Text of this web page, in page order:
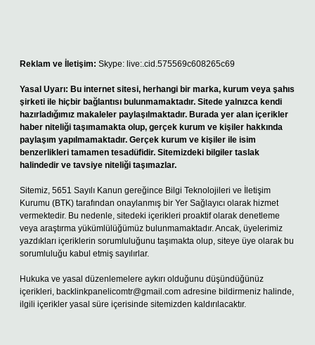
Reklam ve İletişim: Skype: live:.cid.575569c608265c69
Yasal Uyarı: Bu internet sitesi, herhangi bir marka, kurum veya şahıs
şirketi ile hiçbir bağlantısı bulunmamaktadır. Sitede yalnızca kendi
hazırladığımız makaleler paylaşılmaktadır. Burada yer alan içerikler
haber niteliği taşımamakta olup, gerçek kurum ve kişiler hakkında
paylaşım yapılmamaktadır. Gerçek kurum ve kişiler ile isim
benzerlikleri tamamen tesadüfidir. Sitemizdeki bilgiler taslak
halindedir ve tavsiye niteliği taşımazlar.
Sitemiz, 5651 Sayılı Kanun gereğince Bilgi Teknolojileri ve İletişim
Kurumu (BTK) tarafından onaylanmış bir Yer Sağlayıcı olarak hizmet
vermektedir. Bu nedenle, sitedeki içerikleri proaktif olarak denetleme
veya araştırma yükümlülüğümüz bulunmamaktadır. Ancak, üyelerimiz
yazdıkları içeriklerin sorumluluğunu taşımakta olup, siteye üye olarak bu
sorumluluğu kabul etmiş sayılırlar.
Hukuka ve yasal düzenlemelere aykırı olduğunu düşündüğünüz
içerikleri, backlinkpanelicomtr@gmail.com adresine bildirmeniz halinde,
ilgili içerikler yasal süre içerisinde sitemizden kaldırılacaktır.